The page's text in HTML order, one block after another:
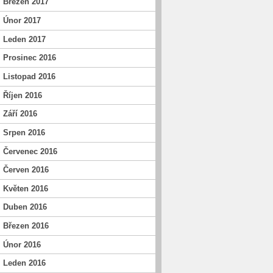
Únor 2017
Leden 2017
Prosinec 2016
Listopad 2016
Říjen 2016
Září 2016
Srpen 2016
Červenec 2016
Červen 2016
Květen 2016
Duben 2016
Březen 2016
Únor 2016
Leden 2016